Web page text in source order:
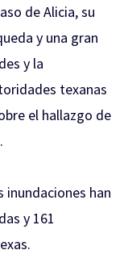
de Alicia, su
y una gran
y la
texanas
el hallazgo de
inundaciones han
y 161